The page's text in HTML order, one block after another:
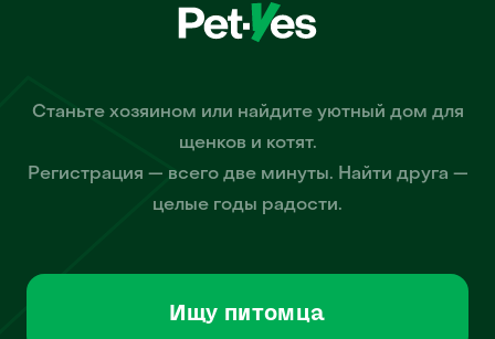
Станьте хозяином или найдите уютный дом для
щенков и котят.
Регистрация — всего две минуты. Найти друга —
целые годы радости.
Ищу питомца